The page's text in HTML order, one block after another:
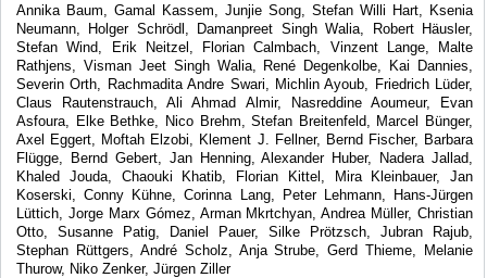
Annika Baum, Gamal Kassem, Junjie Song, Stefan Willi Hart, Ksenia
Neumann, Holger Schrödl, Damanpreet Singh Walia, Robert Häusler,
Stefan Wind, Erik Neitzel, Florian Calmbach, Vinzent Lange, Malte
Rathjens, Visman Jeet Singh Walia, René Degenkolbe, Kai Dannies,
Severin Orth, Rachmadita Andre Swari, Michlin Ayoub, Friedrich Lüder,
Claus Rautenstrauch, Ali Ahmad Almir, Nasreddine Aoumeur, Evan
Asfoura, Elke Bethke, Nico Brehm, Stefan Breitenfeld, Marcel Bünger,
Axel Eggert, Moftah Elzobi, Klement J. Fellner, Bernd Fischer, Barbara
Flügge, Bernd Gebert, Jan Henning, Alexander Huber, Nadera Jallad,
Khaled Jouda, Chaouki Khatib, Florian Kittel, Mira Kleinbauer, Jan
Koserski, Conny Kühne, Corinna Lang, Peter Lehmann, Hans-Jürgen
Lüttich, Jorge Marx Gómez, Arman Mkrtchyan, Andrea Müller, Christian
Otto, Susanne Patig, Daniel Pauer, Silke Prötzsch, Jubran Rajub,
Stephan Rüttgers, André Scholz, Anja Strube, Gerd Thieme, Melanie
Thurow, Niko Zenker, Jürgen Ziller